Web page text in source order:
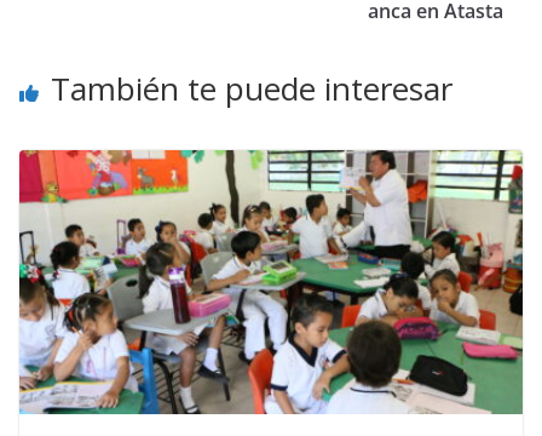
anca en Atasta
También te puede interesar